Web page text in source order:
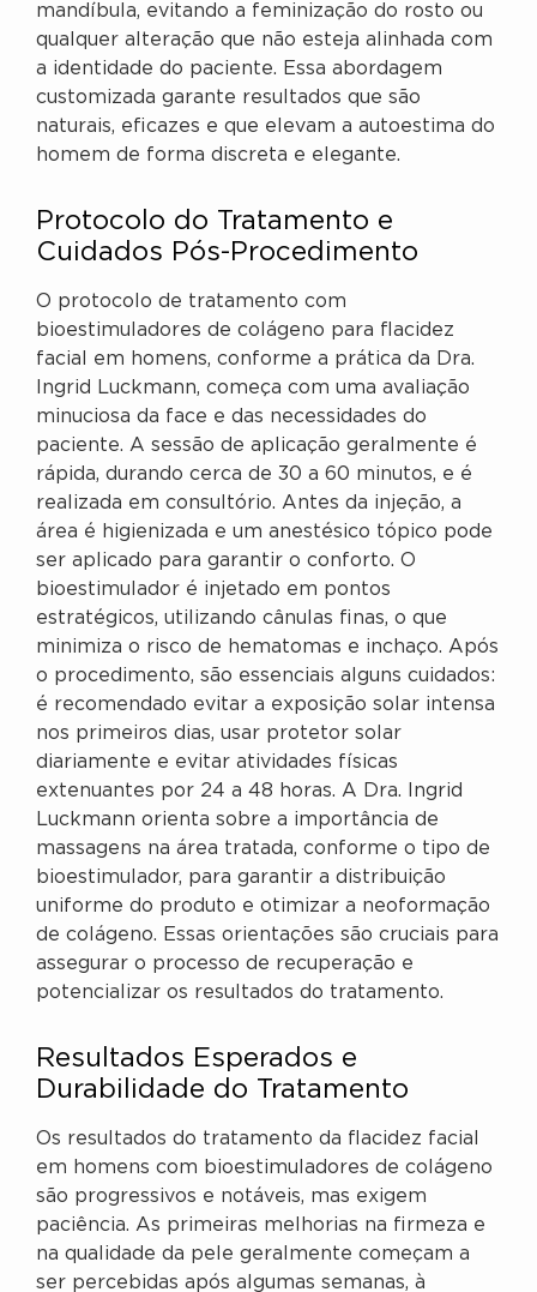
mandíbula, evitando a feminização do rosto ou
qualquer alteração que não esteja alinhada com
a identidade do paciente. Essa abordagem
customizada garante resultados que são
naturais, eficazes e que elevam a autoestima do
homem de forma discreta e elegante.
Protocolo do Tratamento e
Cuidados Pós-Procedimento
O protocolo de tratamento com
bioestimuladores de colágeno para flacidez
facial em homens, conforme a prática da Dra.
Ingrid Luckmann, começa com uma avaliação
minuciosa da face e das necessidades do
paciente. A sessão de aplicação geralmente é
rápida, durando cerca de 30 a 60 minutos, e é
realizada em consultório. Antes da injeção, a
área é higienizada e um anestésico tópico pode
ser aplicado para garantir o conforto. O
bioestimulador é injetado em pontos
estratégicos, utilizando cânulas finas, o que
minimiza o risco de hematomas e inchaço. Após
o procedimento, são essenciais alguns cuidados:
é recomendado evitar a exposição solar intensa
nos primeiros dias, usar protetor solar
diariamente e evitar atividades físicas
extenuantes por 24 a 48 horas. A Dra. Ingrid
Luckmann orienta sobre a importância de
massagens na área tratada, conforme o tipo de
bioestimulador, para garantir a distribuição
uniforme do produto e otimizar a neoformação
de colágeno. Essas orientações são cruciais para
assegurar o processo de recuperação e
potencializar os resultados do tratamento.
Resultados Esperados e
Durabilidade do Tratamento
Os resultados do tratamento da flacidez facial
em homens com bioestimuladores de colágeno
são progressivos e notáveis, mas exigem
paciência. As primeiras melhorias na firmeza e
na qualidade da pele geralmente começam a
ser percebidas após algumas semanas, à